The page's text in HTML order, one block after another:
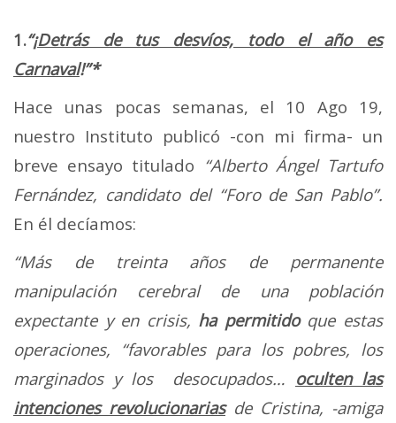
1.“¡Detrás de tus desvíos, todo el año es
Carnaval!”*
Hace unas pocas semanas, el 10 Ago 19,
nuestro Instituto publicó -con mi firma- un
breve ensayo titulado “Alberto Ángel Tartufo
Fernández, candidato del “Foro de San Pablo”.
En él decíamos:
“Más de treinta años de permanente
manipulación cerebral de una población
expectante y en crisis, ha permitidoque estas
operaciones, “favorables para los pobres, los
marginados y los desocupados… oculten las
intenciones revolucionariasde Cristina, -amiga